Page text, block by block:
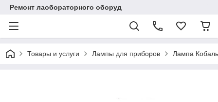
Ремонт лаобораторного оборуд
Товары и услуги Лампы для приборов Лампа